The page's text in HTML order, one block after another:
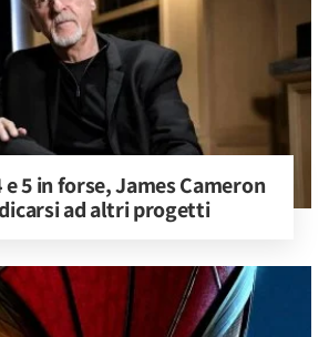
e 5 in forse, James Cameron
ad altri progetti